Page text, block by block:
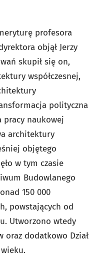
profesora
objął Jerzy
skupił się on,
współczesnej,
polityczna
pracy naukowej
architektury
objętego
w tym czasie
Budowlanego
150 000
powstających od
Utworzono wtedy
oraz dodatkowo Dział